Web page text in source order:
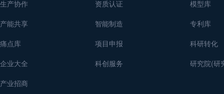
生产协作
产能共享
痛点库
企业大全
产业招商
资质认证
智能制造
项目申报
科创服务
模型库
专利库
科研转化
研究院(研